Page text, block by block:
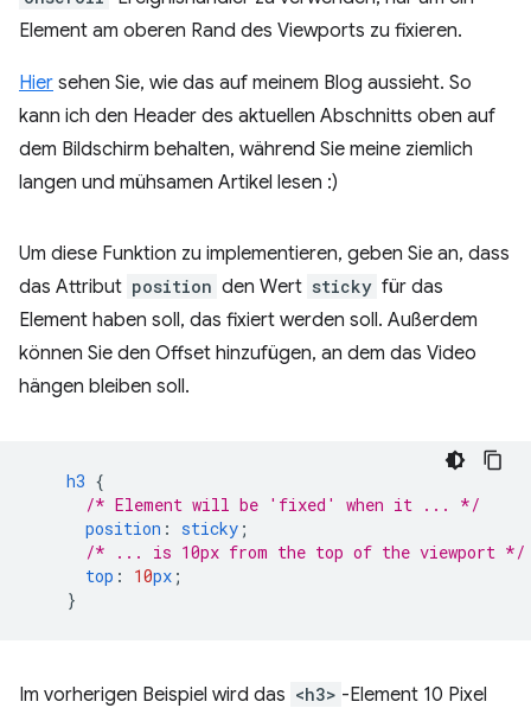
Element am oberen Rand des Viewports zu fixieren.
Hier sehen Sie, wie das auf meinem Blog aussieht. So
kann ich den Header des aktuellen Abschnitts oben auf
dem Bildschirm behalten, während Sie meine ziemlich
langen und mühsamen Artikel lesen :)
Um diese Funktion zu implementieren, geben Sie an, dass
das Attribut position den Wert sticky für das
Element haben soll, das fixiert werden soll. Außerdem
können Sie den Offset hinzufügen, an dem das Video
hängen bleiben soll.
h3 {
/* Element will be 'fixed' when it ... */
position : sticky ;
/* ... is 10px from the top of the viewport */
top : 10px ;
}
Im vorherigen Beispiel wird das <h3> -Element 10 Pixel